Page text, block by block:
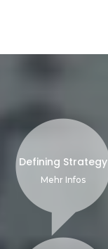
Defining Strategy
Mehr Infos